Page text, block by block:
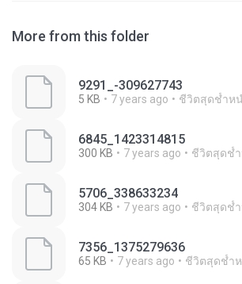
More from this folder
9291_-309627743
5 KB 7 years ago ชีวิตสุดช้ำห
6845_1423314815
300 KB 7 years ago ชีวิตสุดช้ำ
5706_338633234
304 KB 7 years ago ชีวิตสุดช้ำ
7356_1375279636
65 KB 7 years ago ชีวิตสุดช้ำห